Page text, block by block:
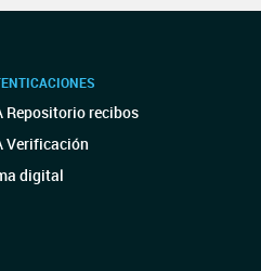
Repositorio recibos
Verificación
digital